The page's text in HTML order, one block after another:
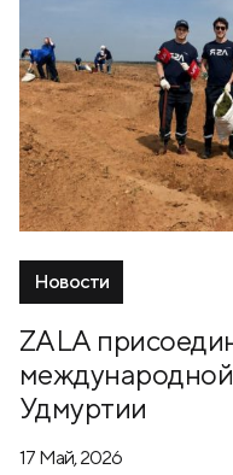
Новости
ZALA
Удмуртии
17 Май, 2026